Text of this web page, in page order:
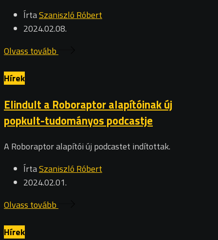
ÍrtaSzaniszló Róbert
2024.02.08.
Olvass tovább
Hírek
Elindult a Roboraptor alapítóinak új
popkult-tudományos podcastje
A Roboraptor alapítói új podcastet indítottak.
ÍrtaSzaniszló Róbert
2024.02.01.
Olvass tovább
Hírek